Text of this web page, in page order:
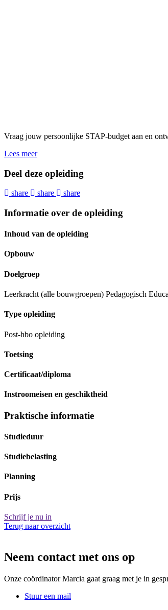
Vraag jouw persoonlijke STAP-budget aan en
Lees meer
Deel deze opleiding
share share share
Informatie over de opleiding
Inhoud van de opleiding
Opbouw
Doelgroep
Leerkracht (alle bouwgroepen) Pedagogisch
Type opleiding
Post-hbo opleiding
Toetsing
Certificaat/diploma
Instroomeisen en geschiktheid
Praktische informatie
Studieduur
Studiebelasting
Planning
Prijs
Schrijf je nu in
Terug naar overzicht
Neem contact met ons op
Onze coördinator Marcia gaat graag met je in
Stuur een mail